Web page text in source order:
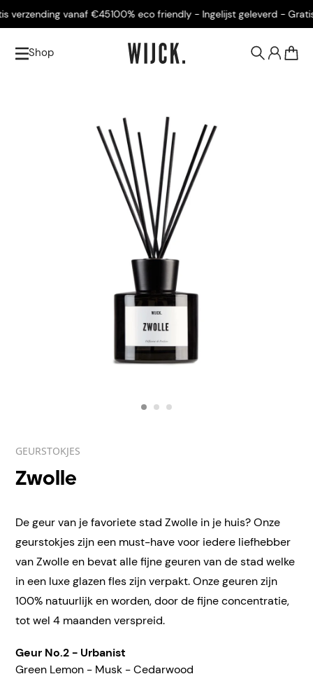
vanaf €45100% eco friendly - Ingelijst geleverd - Gratis
Shop
GEURSTOKJES
Zwolle
De geur van je favoriete stad Zwolle in je huis? Onze
geurstokjes zijn een must-have voor iedere liefhebber
van Zwolle en bevat alle fijne geuren van de stad welke
in een luxe glazen fles zijn verpakt. Onze geuren zijn
100% natuurlijk en worden, door de fijne concentratie,
tot wel 4 maanden verspreid.
Geur No.2 - Urbanist
Green Lemon - Musk - Cedarwood